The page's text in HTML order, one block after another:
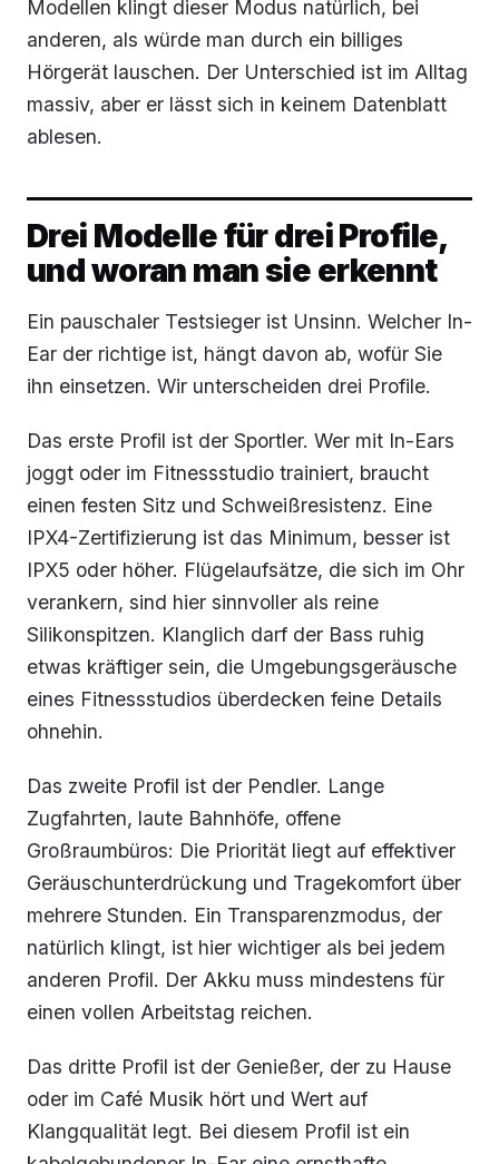
Modellen klingt dieser Modus natürlich, bei
anderen, als würde man durch ein billiges
Hörgerät lauschen. Der Unterschied ist im Alltag
massiv, aber er lässt sich in keinem Datenblatt
ablesen.
Drei Modelle für drei Profile,
und woran man sie erkennt
Ein pauschaler Testsieger ist Unsinn. Welcher In-
Ear der richtige ist, hängt davon ab, wofür Sie
ihn einsetzen. Wir unterscheiden drei Profile.
Das erste Profil ist der Sportler. Wer mit In-Ears
joggt oder im Fitnessstudio trainiert, braucht
einen festen Sitz und Schweißresistenz. Eine
IPX4-Zertifizierung ist das Minimum, besser ist
IPX5 oder höher. Flügelaufsätze, die sich im Ohr
verankern, sind hier sinnvoller als reine
Silikonspitzen. Klanglich darf der Bass ruhig
etwas kräftiger sein, die Umgebungsgeräusche
eines Fitnessstudios überdecken feine Details
ohnehin.
Das zweite Profil ist der Pendler. Lange
Zugfahrten, laute Bahnhöfe, offene
Großraumbüros: Die Priorität liegt auf effektiver
Geräuschunterdrückung und Tragekomfort über
mehrere Stunden. Ein Transparenzmodus, der
natürlich klingt, ist hier wichtiger als bei jedem
anderen Profil. Der Akku muss mindestens für
einen vollen Arbeitstag reichen.
Das dritte Profil ist der Genießer, der zu Hause
oder im Café Musik hört und Wert auf
Klangqualität legt. Bei diesem Profil ist ein